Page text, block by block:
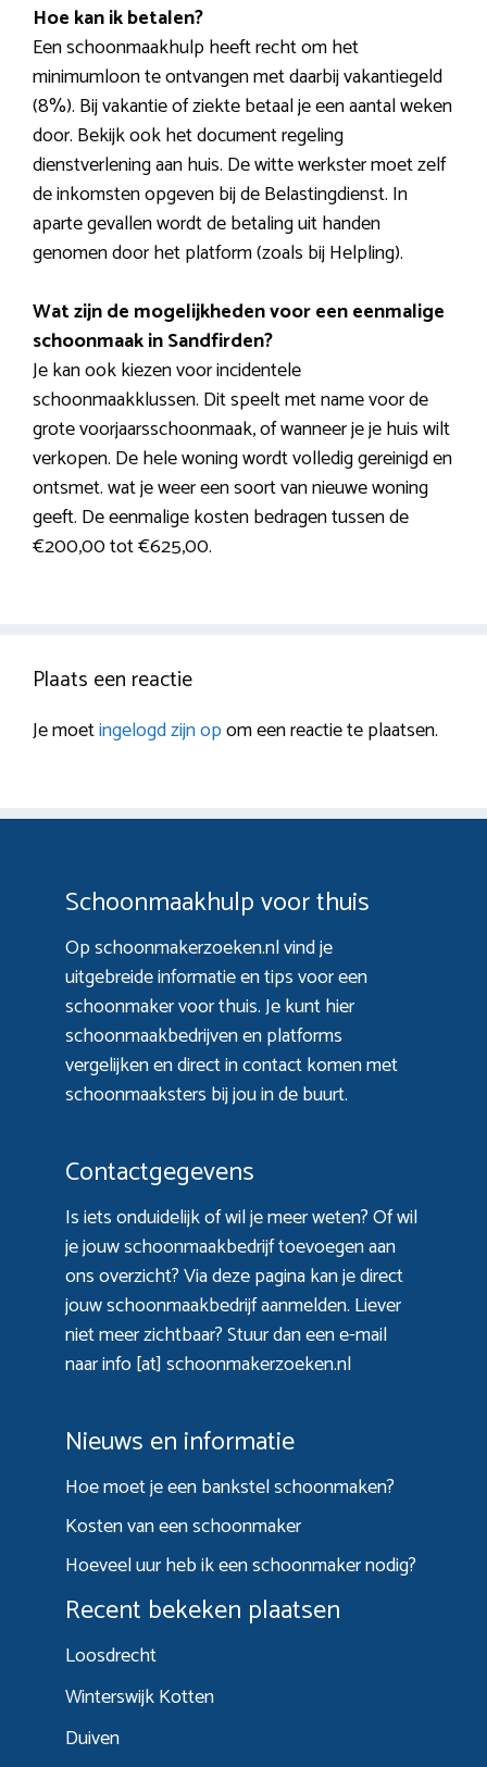
Hoe kan ik betalen?
Een schoonmaakhulp heeft recht om het
minimumloon te ontvangen met daarbij vakantiegeld
(8%). Bij vakantie of ziekte betaal je een aantal weken
door. Bekijk ook het document regeling
dienstverlening aan huis. De witte werkster moet zelf
de inkomsten opgeven bij de Belastingdienst. In
aparte gevallen wordt de betaling uit handen
genomen door het platform (zoals bij Helpling).
Wat zijn de mogelijkheden voor een eenmalige
schoonmaak in Sandfirden?
Je kan ook kiezen voor incidentele
schoonmaakklussen. Dit speelt met name voor de
grote voorjaarsschoonmaak, of wanneer je je huis wilt
verkopen. De hele woning wordt volledig gereinigd en
ontsmet. wat je weer een soort van nieuwe woning
geeft. De eenmalige kosten bedragen tussen de
€200,00 tot €625,00.
Plaats een reactie
Je moetingelogd zijn opom een reactie te plaatsen.
Schoonmaakhulp voor thuis
Op schoonmakerzoeken.nl vind je
uitgebreide informatie en tips voor een
schoonmaker voor thuis. Je kunt hier
schoonmaakbedrijven en platforms
vergelijken en direct in contact komen met
schoonmaaksters bij jou in de buurt.
Contactgegevens
Is iets onduidelijk of wil je meer weten? Of wil
je jouw schoonmaakbedrijf toevoegen aan
ons overzicht? Viadeze paginakan je direct
jouw schoonmaakbedrijf aanmelden. Liever
niet meer zichtbaar? Stuur dan een e-mail
naar info [at] schoonmakerzoeken.nl
Nieuws en informatie
Hoe moet je een bankstel schoonmaken?
Kosten van een schoonmaker
Hoeveel uur heb ik een schoonmaker nodig?
Recent bekeken plaatsen
Loosdrecht
Winterswijk Kotten
Duiven